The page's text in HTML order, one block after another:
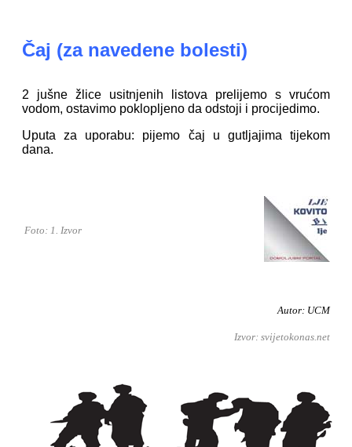
Čaj (za navedene bolesti)
2 jušne žlice usitnjenih listova prelijemo s vrućom
vodom, ostavimo poklopljeno da odstoji i procijedimo.
Uputa za uporabu: pijemo čaj u gutljajima tijekom
dana.
Foto: 1. Izvor
Autor: UCM
Izvor: svijetokonas.net